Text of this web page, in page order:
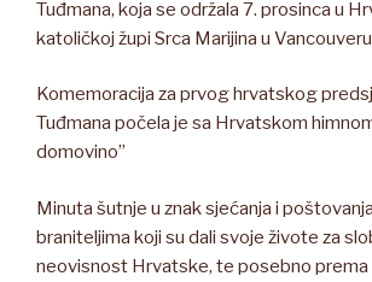
Tuđmana, koja se održala 7. prosinca u
katoličkoj župi Srca Marijina u
Komemoracija za prvog hrvatskog
Tuđmana počela je sa Hrvatskom
domovino”
Minuta šutnje u znak sjećanja i
braniteljima koji su dali svoje živote za
neovisnost Hrvatske, te posebno prema